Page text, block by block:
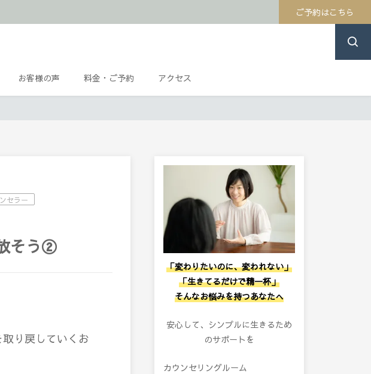
ご予約はこちら
お客様の声 料金・ご予約 アクセス
セラー
そう②
り戻していくお
「変わりたいのに、変われない」
「生きてるだけで精一杯」
そんなお悩みを持つあなたへ
安心して、シンプルに生きるため
のサポートを
カウンセリングルーム